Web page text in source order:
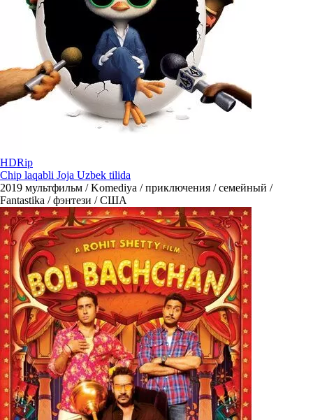
HDRip
Сhip laqabli Joja Uzbek tilida
2019 мультфильм / Komediya / приключения / семейный /
Fantastika / фэнтези / США